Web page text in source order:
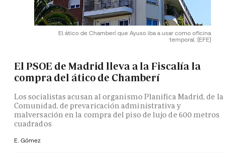
El ático de Chamberí que Ayuso iba a usar como oficina
temporal. (EFE)
El PSOE de Madrid lleva a la Fiscalía la
compra del ático de Chamberí
Los socialistas acusan al organismo Planifica Madrid, de la
Comunidad, de prevaricación administrativa y
malversación en la compra del piso de lujo de 600 metros
cuadrados
E. Gómez